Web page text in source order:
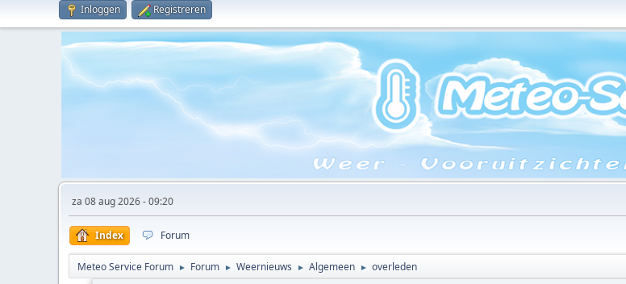
Inloggen Registreren
za 08 aug 2026 - 09:20
Index Forum
Meteo Service Forum ► Forum ► Weernieuws ► Algemeen ► overleden